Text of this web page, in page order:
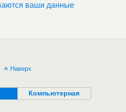
ваши данные
Наверх
Компьютерная